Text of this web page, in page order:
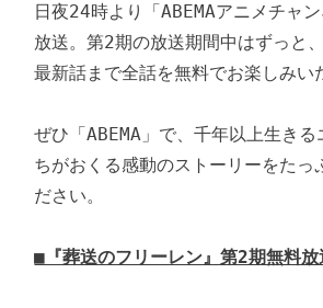
日夜24時より「ABEMAアニメチャ
放送。第2期の放送期間中はずっと
最新話まで全話を無料でお楽しみい
ぜひ「ABEMA」で、千年以上生き
ちがおくる感動のストーリーをたっ
ださい。
■『葬送のフリーレン』第2期無料